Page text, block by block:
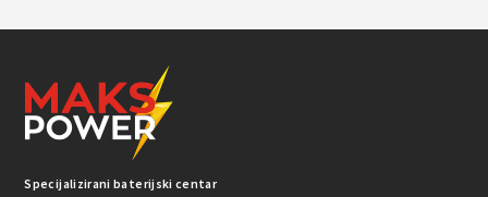
Specijalizirani baterijski centar